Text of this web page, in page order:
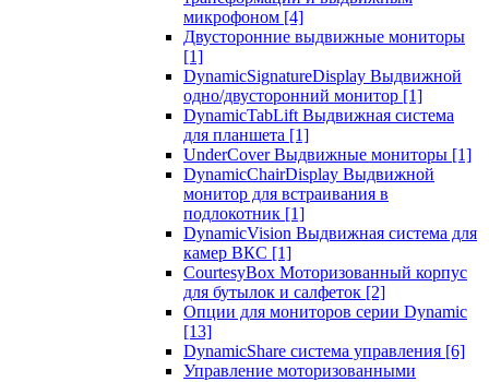
микрофоном [4]
Двусторонние выдвижные мониторы
[1]
DynamicSignatureDisplay Выдвижной
одно/двусторонний монитор [1]
DynamicTabLift Выдвижная система
для планшета [1]
UnderCover Выдвижные мониторы [1]
DynamicChairDisplay Выдвижной
монитор для встраивания в
подлокотник [1]
DynamicVision Выдвижная система для
камер ВКС [1]
CourtesyBox Моторизованный корпус
для бутылок и салфеток [2]
Опции для мониторов серии Dynamic
[13]
DynamicShare система управления [6]
Управление моторизованными